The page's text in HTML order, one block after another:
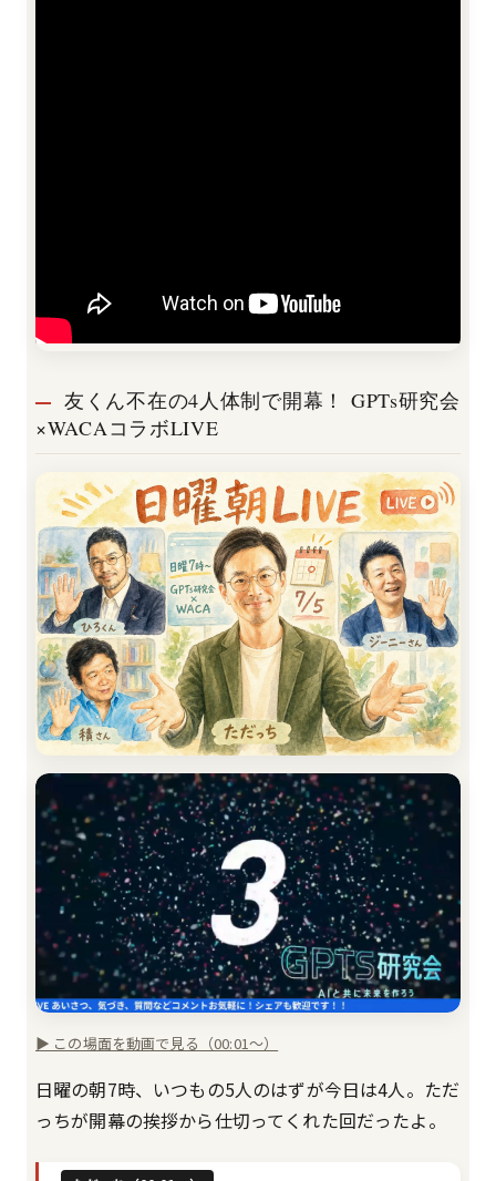
友くん不在の4人体制で開幕！ GPTs研究会
×WACAコラボLIVE
▶ この場面を動画で見る（00:01〜）
日曜の朝7時、いつもの5人のはずが今日は4人。ただ
っちが開幕の挨拶から仕切ってくれた回だったよ。